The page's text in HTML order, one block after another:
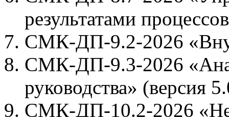
результатами
СМК-ДП-9.2-2026
СМК-ДП-9.3-2026
руководства» (версия
СМК-ДП-10.2-2026